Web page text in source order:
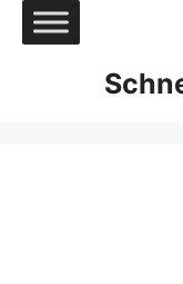
Zum
Inhalt